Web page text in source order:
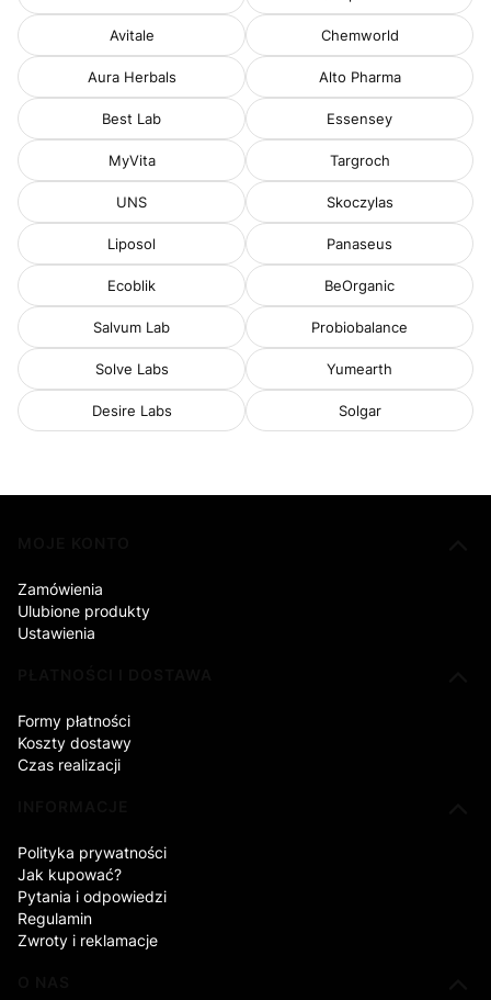
Avitale Chemworld
Aura Herbals Alto Pharma
Best Lab Essensey
MyVita Targroch
UNS Skoczylas
Liposol Panaseus
Ecoblik BeOrganic
Salvum Lab Probiobalance
Solve Labs Yumearth
Desire Labs Solgar
Zamówienia
Ulubione produkty
Ustawienia
Formy płatności
Koszty dostawy
Czas realizacji
Polityka prywatności
Jak kupować?
Pytania i odpowiedzi
Regulamin
Zwroty i reklamacje